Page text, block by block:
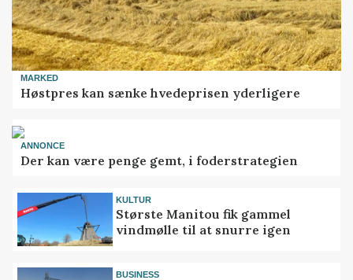
MARKED
Høstpres kan sænke hvedeprisen yderligere
ANNONCE
Der kan være penge gemt, i foderstrategien
KULTUR
Største Manitou fik gammel
vindmølle til at snurre igen
BUSINESS